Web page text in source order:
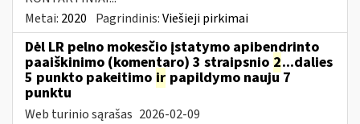
Metai: 2020 Pagrindinis:Viešieji pirkimai
Dėl LR pelno mokesčio įstatymo apibendrinto
paaiškinimo (komentaro) 3 straipsnio 2...dalies
5 punkto pakeitimo ir papildymo nauju 7
punktu
Web turinio sąrašas 2026-02-09